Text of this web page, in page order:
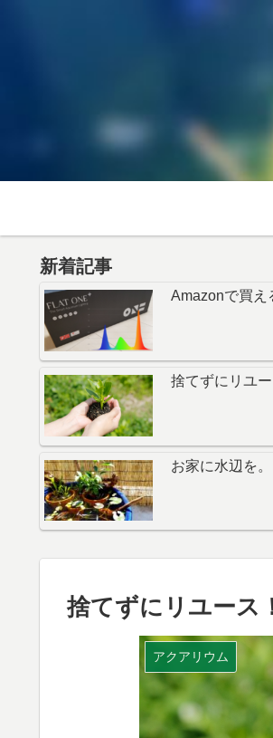
新着記事
Amazonで買え
捨てずにリユ
お家に水辺を
捨てずにリユース
アクアリウム